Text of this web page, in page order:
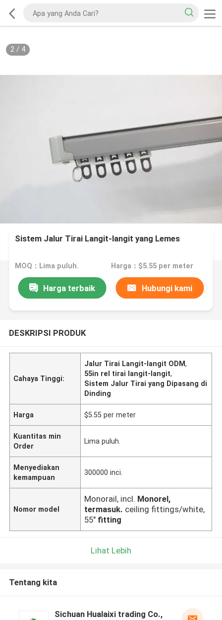
2/ 4
Sistem Jalur Tirai Langit-langit yang Lemes
MOQ：Lima puluh. Harga：$5.55 per meter
Harga terbaik Hubungi kami
DESKRIPSI PRODUK
Cahaya Tinggi:
Jalur Tirai Langit-langit ODM,
55in rel tirai langit-langit,
Sistem Jalur Tirai yang Dipasang di
Dinding
Harga $5.55 per meter
Kuantitas min
Order
Lima puluh.
Menyediakan
kemampuan
300000 inci.
Nomor model
Monorail, incl. Monorel,
termasuk. ceiling fittings/white,
55" fitting
Lihat Lebih
Tentang kita
Sichuan Hualaixi trading Co.,